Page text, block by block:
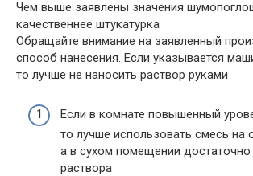
Чем выше заявлены значения
качественнее штукатурка
Обращайте внимание на заявленный
способ нанесения. Если указывается
то лучше не наносить раствор руками
Если в комнате повышенный
то лучше использовать смесь на
а в сухом помещении достаточно
раствора